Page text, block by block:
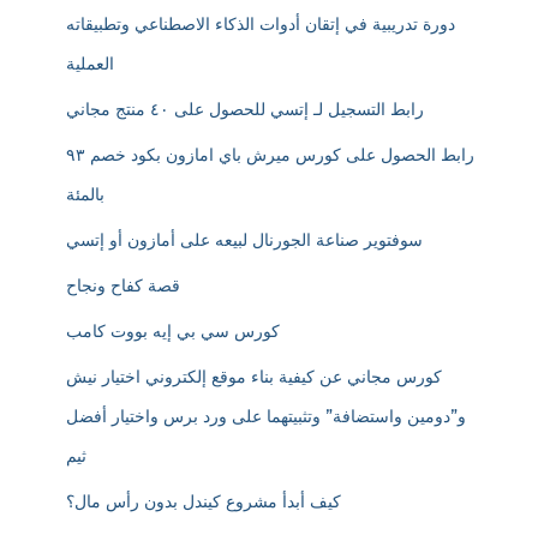
دورة تدريبية في إتقان أدوات الذكاء الاصطناعي وتطبيقاته
العملية
رابط التسجيل لـ إتسي للحصول على ٤٠ منتج مجاني
رابط الحصول على كورس ميرش باي امازون بكود خصم ٩٣
بالمئة
سوفتوير صناعة الجورنال لبيعه على أمازون أو إتسي
قصة كفاح ونجاح
كورس سي بي إيه بووت كامب
كورس مجاني عن كيفية بناء موقع إلكتروني اختيار نيش
و”دومين واستضافة” وتثبيتهما على ورد برس واختيار أفضل
ثيم
كيف أبدأ مشروع كيندل بدون رأس مال؟